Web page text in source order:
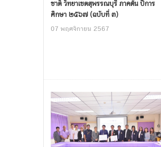
ชาติ วิทยาเขตสุพรรณบุรี ภาคต้น ปีการ
ศึกษา ๒๕๖๗ (ฉบับที่ ๓)
07 พฤศจิกายน 2567